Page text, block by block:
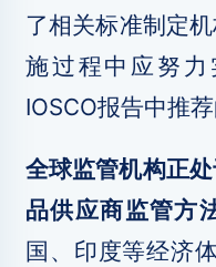
了相关标准制定
施过程中应努
IOSCO报告中推
全球监管机构正
品供应商监管方
国、印度等经济